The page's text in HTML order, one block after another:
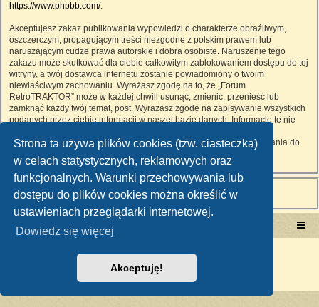
Strona ta używa plików cookies (tzw. ciasteczka)
w celach statystycznych, reklamowych oraz
funkcjonalnych. Warunki przechowywania lub
dostępu do plików cookies można określić w
ustawieniach przeglądarki internetowej.
Dowiedz się więcej
Akceptuję!
https://www.phpbb.com/.
Akceptujesz zakaz publikowania wypowiedzi o charakterze obraźliwym,
oszczerczym, propagującym treści niezgodne z polskim prawem lub
naruszającym cudze prawa autorskie i dobra osobiste. Naruszenie tego
zakazu może skutkować dla ciebie całkowitym zablokowaniem dostępu do tej
witryny, a twój dostawca internetu zostanie powiadomiony o twoim
niewłaściwym zachowaniu. Wyrażasz zgodę na to, że „Forum
RetroTRAKTOR” może w każdej chwili usunąć, zmienić, przenieść lub
zamknąć każdy twój temat, post. Wyrażasz zgodę na zapisywanie wszystkich
podanych przez ciebie informacji w naszej bazie danych. Informacje te nie
RetroTRAKTOR”, ani phpBB nie ponosi odpowiedzialności za włamania do
witryny, podczas których może dojść do kradzieży danych.
Portal RetroTRAKTOR.pl
Polski pakiet językowy dostarcza